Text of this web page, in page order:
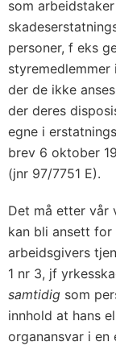
som
personer, f eks
der de ikke
der deres
egne i
brev 6 oktober
(jnr 97/7751 E).
Det må etter vår
kan bli ansett
arbeidsgivers
1 nr 3, jf
samtidig som
innhold at hans
organansvar i en